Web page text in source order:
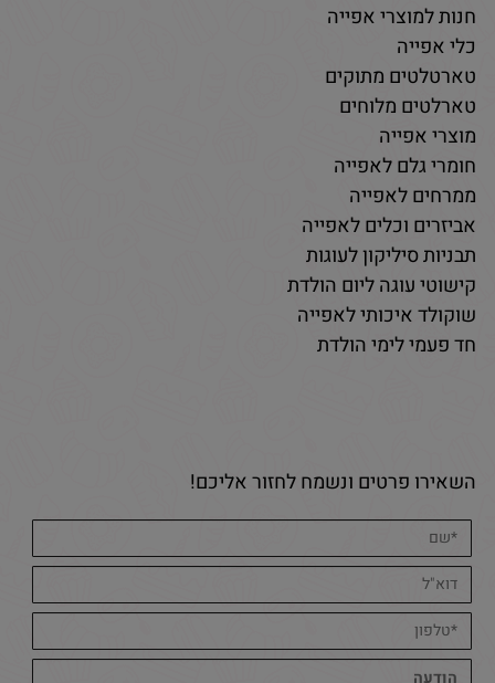
חנות למוצרי אפייה
כלי אפייה
טארטלטים מתוקים
טארלטים מלוחים
מוצרי אפייה
חומרי גלם לאפייה
ממרחים לאפייה
אביזרים וכלים לאפייה
תבניות סיליקון לעוגות
קישוטי עוגה ליום הולדת
שוקולד איכותי לאפייה
חד פעמי לימי הולדת
השאירו פרטים ונשמח לחזור אליכם!